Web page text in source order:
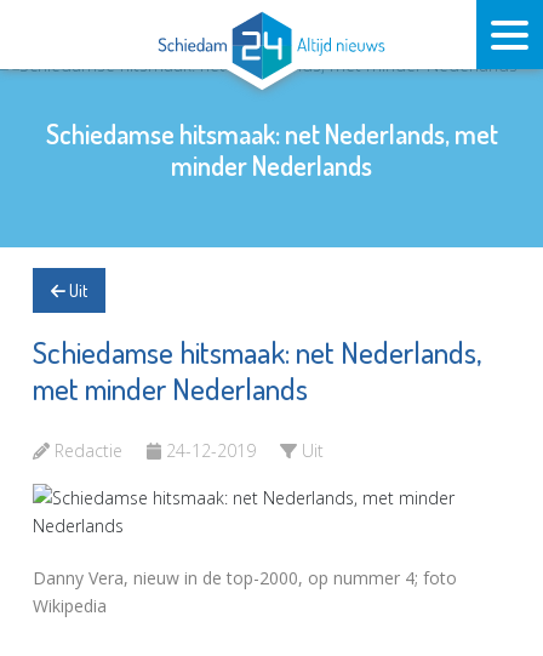
Schiedamse hitsmaak: net Nederlands, met
minder Nederlands
Uit
Schiedamse hitsmaak: net Nederlands,
met minder Nederlands
Redactie 24-12-2019 Uit
Danny Vera, nieuw in de top-2000, op nummer 4; foto
Wikipedia